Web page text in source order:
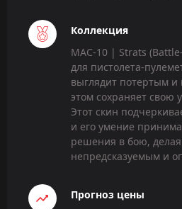
Коллекция
MAC-10 | Strats
для пистолета-
выглядит потертым
этом сохраняет свою
Этот скин
и его умение
решения в бою, делая
непредсказуемым и
Прогноз цены